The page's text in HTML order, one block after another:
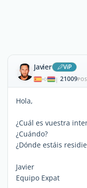
Javier ViP
| 21009
Hola,
¿Cuál es vuestra
¿Cuándo?
¿Dónde estáis
Javier
Equipo Expat